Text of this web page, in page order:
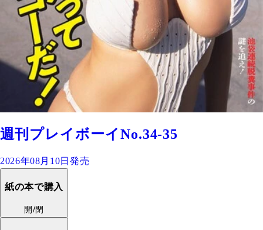
週刊プレイボーイNo.34-35
2026年08月10日発売
紙の本で購入
開/閉